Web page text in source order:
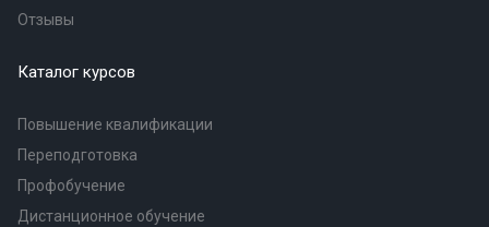
Отзывы
Каталог курсов
Повышение квалификации
Переподготовка
Профобучение
Дистанционное обучение